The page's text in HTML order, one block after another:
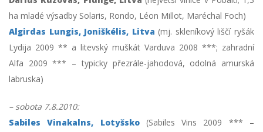
ha mladé výsadby Solaris, Rondo, Léon Millot, Maréchal Foch)
Algirdas Lungis, Joniškélis, Litva (mj. skleníkový liščí ryšák
Lydija 2009 ** a litevský muškát Varduva 2008 ***; zahradní
Alfa 2009 *** – typicky přezrále-jahodová, odolná amurská
labruska)
– sobota 7.8.2010:
Sabiles Vinakalns, Lotyšsko(Sabiles Vins 2009 *** –